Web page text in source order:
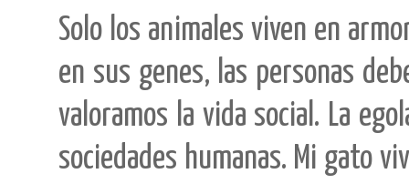
Solo los animales viven en
en sus genes, las personas
valoramos la vida social. La
sociedades humanas. Mi gato